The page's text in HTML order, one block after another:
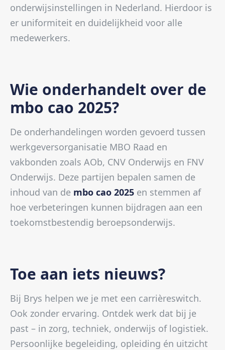
onderwijsinstellingen in Nederland. Hierdoor is
er uniformiteit en duidelijkheid voor alle
medewerkers.
Wie onderhandelt over de
mbo cao 2025?
De onderhandelingen worden gevoerd tussen
werkgeversorganisatie MBO Raad en
vakbonden zoals AOb, CNV Onderwijs en FNV
Onderwijs. Deze partijen bepalen samen de
inhoud van de mbo cao 2025 en stemmen af
hoe verbeteringen kunnen bijdragen aan een
toekomstbestendig beroepsonderwijs.
Toe aan iets nieuws?
Bij Brys helpen we je met een carrièreswitch.
Ook zonder ervaring. Ontdek werk dat bij je
past – in zorg, techniek, onderwijs of logistiek.
Persoonlijke begeleiding, opleiding én uitzicht